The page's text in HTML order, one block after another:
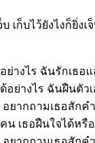
บ เก็บไว้ยังไงก็ยิ่งเ
อย่างไร ฉันรักเธอ
อย่างไร ฉันฝืนตัวเ
อยากถามเธอสักค
น เธอฝืนใจได้หรือ